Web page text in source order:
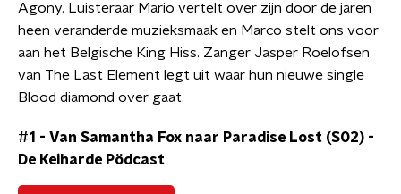
Agony. Luisteraar Mario vertelt over zijn door de jaren
heen veranderde muzieksmaak en Marco stelt ons voor
aan het Belgische King Hiss. Zanger Jasper Roelofsen
van The Last Element legt uit waar hun nieuwe single
Blood diamond over gaat.
#1 - Van Samantha Fox naar Paradise Lost (S02) -
De Keiharde Pödcast